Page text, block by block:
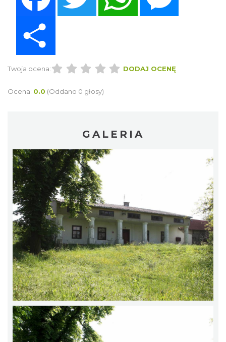
Twoja ocena: DODAJ OCENĘ
Ocena: 0.0 (Oddano 0 głosy)
GALERIA